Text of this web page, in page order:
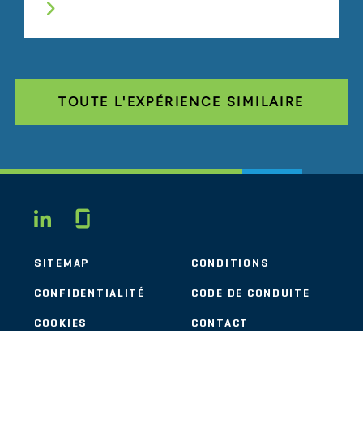
TOUTE L'EXPÉRIENCE SIMILAIRE
LINKEDIN
SITEMAP CONDITIONS
CONFIDENTIALITÉ CODE DE CONDUITE
COOKIES CONTACT